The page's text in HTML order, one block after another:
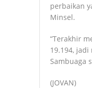
perbaikan
Minsel.
“Terakhir
19.194,
Sambuaga
(JOVAN)